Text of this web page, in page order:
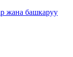
жана башкаруу